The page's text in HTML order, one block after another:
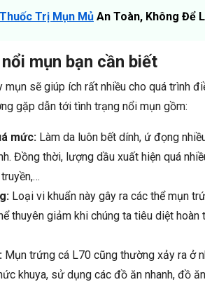
Thuốc Trị Mụn Mủ An Toàn, Không Để
mụn bạn cần biết
mụn sẽ giúp ích rất nhiều cho quá trình
gặp dẫn tới tình trạng nổi mụn gồm:
mức: Làm da luôn bết dính, ứ đọng
Đồng thời, lượng dầu xuất hiện quá
Loại vi khuẩn này gây ra các thể mụn
thuyên giảm khi chúng ta tiêu diệt
Mụn trứng cá L70 cũng thường xảy ra ở
khuya, sử dụng các đồ ăn nhanh, đồ